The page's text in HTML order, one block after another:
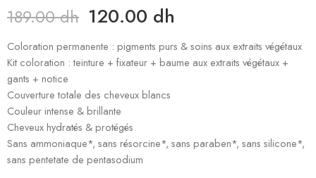
189.00dh 120.00 dh
Coloration permanente : pigments purs & soins aux extraits végétaux
Kit coloration : teinture + fixateur + baume aux extraits végétaux +
gants + notice
Couverture totale des cheveux blancs
Couleur intense & brillante
Cheveux hydratés & protégés
Sans ammoniaque*, sans résorcine*, sans paraben*, sans silicone*,
sans pentetate de pentasodium